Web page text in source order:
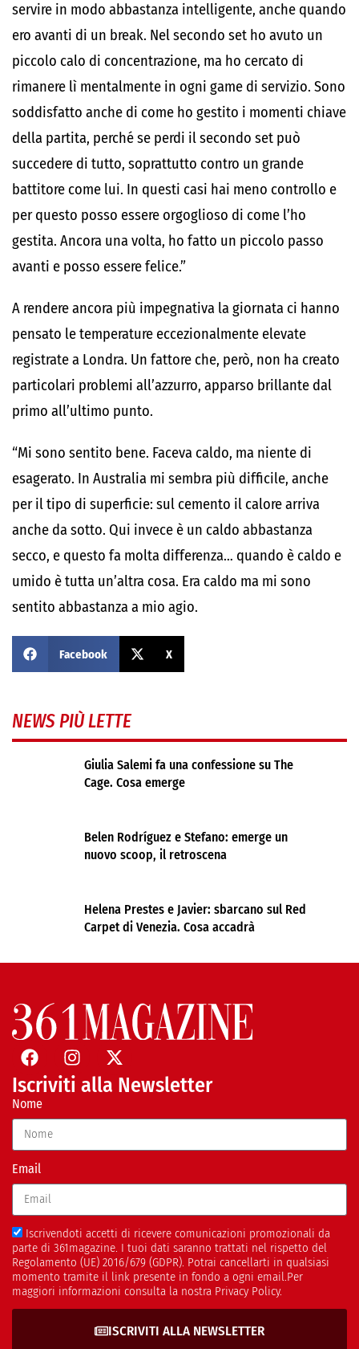
servire in modo abbastanza intelligente, anche quando
ero avanti di un break. Nel secondo set ho avuto un
piccolo calo di concentrazione, ma ho cercato di
rimanere lì mentalmente in ogni game di servizio. Sono
soddisfatto anche di come ho gestito i momenti chiave
della partita, perché se perdi il secondo set può
succedere di tutto, soprattutto contro un grande
battitore come lui. In questi casi hai meno controllo e
per questo posso essere orgoglioso di come l’ho
gestita. Ancora una volta, ho fatto un piccolo passo
avanti e posso essere felice.”
A rendere ancora più impegnativa la giornata ci hanno
pensato le temperature eccezionalmente elevate
registrate a Londra. Un fattore che, però, non ha creato
particolari problemi all’azzurro, apparso brillante dal
primo all’ultimo punto.
“Mi sono sentito bene. Faceva caldo, ma niente di
esagerato. In Australia mi sembra più difficile, anche
per il tipo di superficie: sul cemento il calore arriva
anche da sotto. Qui invece è un caldo abbastanza
secco, e questo fa molta differenza… quando è caldo e
umido è tutta un’altra cosa. Era caldo ma mi sono
sentito abbastanza a mio agio.
Facebook X
NEWS PIÙ LETTE
Giulia Salemi fa una confessione su The
Cage. Cosa emerge
Belen Rodríguez e Stefano: emerge un
nuovo scoop, il retroscena
Helena Prestes e Javier: sbarcano sul Red
Carpet di Venezia. Cosa accadrà
Iscriviti alla Newsletter
Nome
Email
Iscrivendoti accetti di ricevere comunicazioni promozionali da
parte di 361magazine. I tuoi dati saranno trattati nel rispetto del
Regolamento (UE) 2016/679 (GDPR). Potrai cancellarti in qualsiasi
momento tramite il link presente in fondo a ogni email.Per
maggiori informazioni consulta la nostra Privacy Policy.
ISCRIVITI ALLA NEWSLETTER